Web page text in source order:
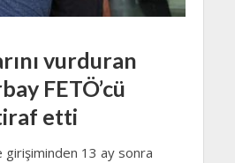
vurduran
FETÖ’cü
etti
13 ay sonra